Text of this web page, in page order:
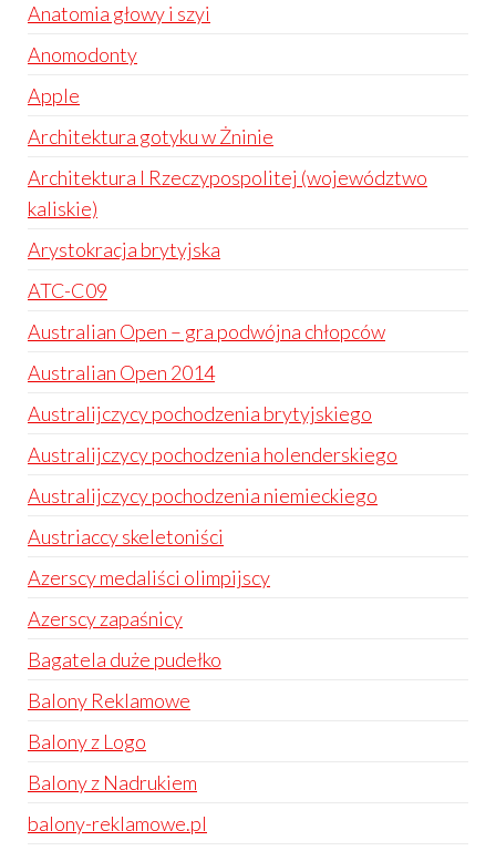
Anatomia głowy i szyi
Anomodonty
Apple
Architektura gotyku w Żninie
Architektura I Rzeczypospolitej (województwo
kaliskie)
Arystokracja brytyjska
ATC-C09
Australian Open – gra podwójna chłopców
Australian Open 2014
Australijczycy pochodzenia brytyjskiego
Australijczycy pochodzenia holenderskiego
Australijczycy pochodzenia niemieckiego
Austriaccy skeletoniści
Azerscy medaliści olimpijscy
Azerscy zapaśnicy
Bagatela duże pudełko
Balony Reklamowe
Balony z Logo
Balony z Nadrukiem
balony-reklamowe.pl